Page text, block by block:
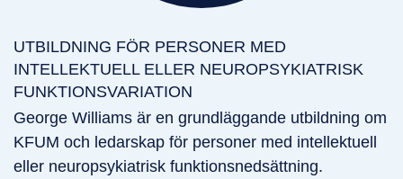
UTBILDNING FÖR PERSONER MED
INTELLEKTUELL ELLER NEUROPSYKIATRISK
FUNKTIONSVARIATION
George Williams är en grundläggande utbildning om
KFUM och ledarskap för personer med intellektuell
eller neuropsykiatrisk funktionsnedsättning.